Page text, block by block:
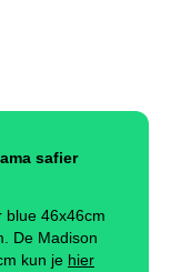
safier
blue 46x46cm
De Madison
kun je hier